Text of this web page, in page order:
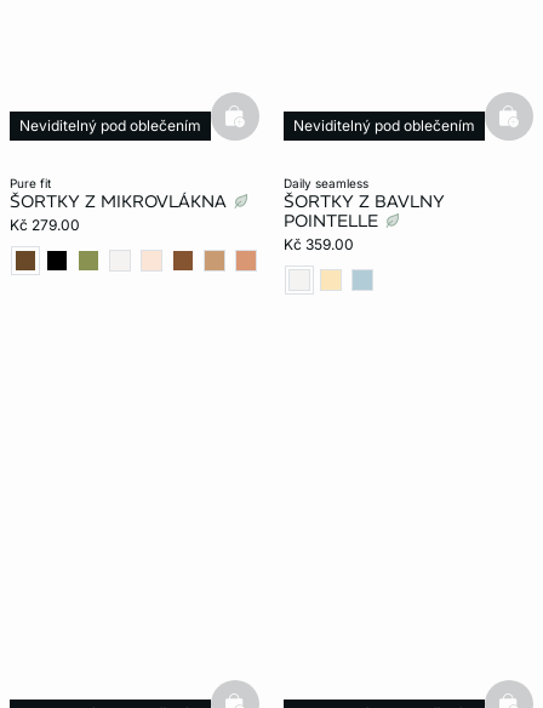
pure fit
ŠORTKY Z MIKROVLÁKNA
Kč 279.00
Neviditelný pod oblečením basketfull
daily seamless
ŠORTKY Z BAVLNY
POINTELLE
Kč 359.00
Neviditelný pod oblečením